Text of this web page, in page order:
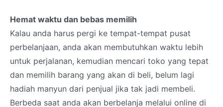
Hemat waktu dan bebas memilih
Kalau anda harus pergi ke tempat-tempat pusat
perbelanjaan, anda akan membutuhkan waktu lebih
untuk perjalanan, kemudian mencari toko yang tepat
dan memilih barang yang akan di beli, belum lagi
hadiah manyun dari penjual jika tak jadi membeli.
Berbeda saat anda akan berbelanja melalui online di